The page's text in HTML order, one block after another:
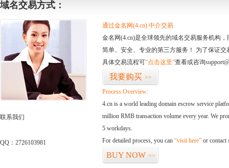
域名交易方式：
联系我们
QQ：2726103981
通过金名网(4.cn) 中介交易
金名网(4.cn)是全球领先的域名交易服务机构
简单、安全、专业的第三方服务！ 为了保证
具体交易流程可“点击这里”查看或咨询
我要购买 >>
Process Overview:
4.cn is a world leading domain escrow service
million RMB transaction volume every year. We
5 workdays.
For detailed process, you can “visit here” or contact
BUY NOW >>